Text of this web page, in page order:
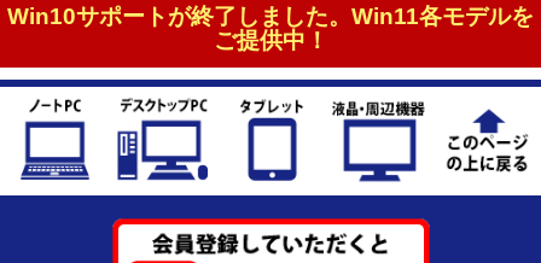
Win10サポートが終了しました。Win11各モデルを
ご提供中！